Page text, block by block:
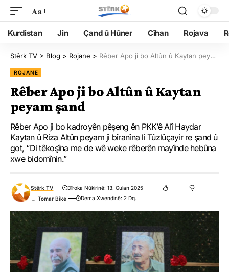
Aa
Kurdistan Jin Çand û Hûner Cîhan Rojava
Stêrk TV > Blog > Rojane > Rêber Apo ji bo Altûn û Kaytan peyam şand
ROJANE
Rêber Apo ji bo Altûn û Kaytan
peyam şand
Rêber Apo ji bo kadroyên pêşeng ên PKK’ê Alî Haydar
Kaytan û Riza Altûn peyam ji bîranîna li Tûzlûçayir re şand û
got, “Di têkoşîna me de wê weke rêberên mayînde hebûna
xwe bidomînin.”
Stêrk TV
Dîroka Nûkirinê: 13. Gulan 2025
Dema Xwendinê: 2 Dq.